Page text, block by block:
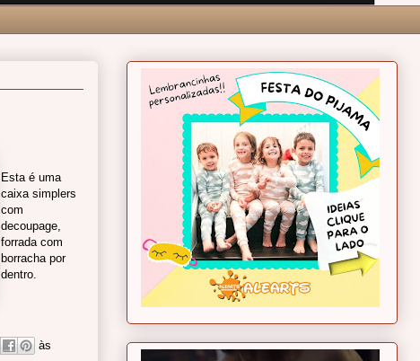
Esta é uma
caixa simplers
com
decoupage,
forrada com
borracha por
dentro.
às